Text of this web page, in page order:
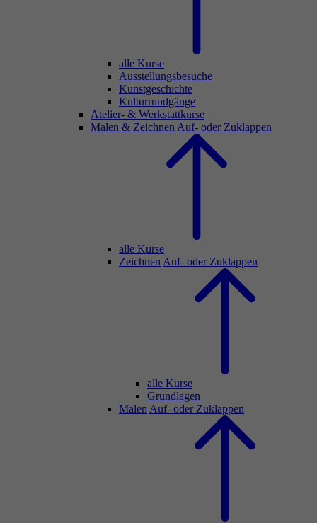
alle Kurse
Ausstellungsbesuche
Kunstgeschichte
Kulturrundgänge
Atelier- & Werkstattkurse
Malen & Zeichnen Auf- oder Zuklappen
alle Kurse
Zeichnen Auf- oder Zuklappen
alle Kurse
Grundlagen
Malen Auf- oder Zuklappen